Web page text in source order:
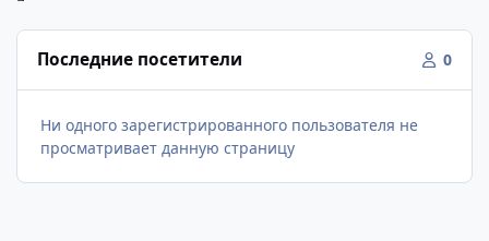
Последние посетители 0
Ни одного зарегистрированного пользователя не
просматривает данную страницу